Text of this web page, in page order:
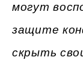
могут
защите
скрыть